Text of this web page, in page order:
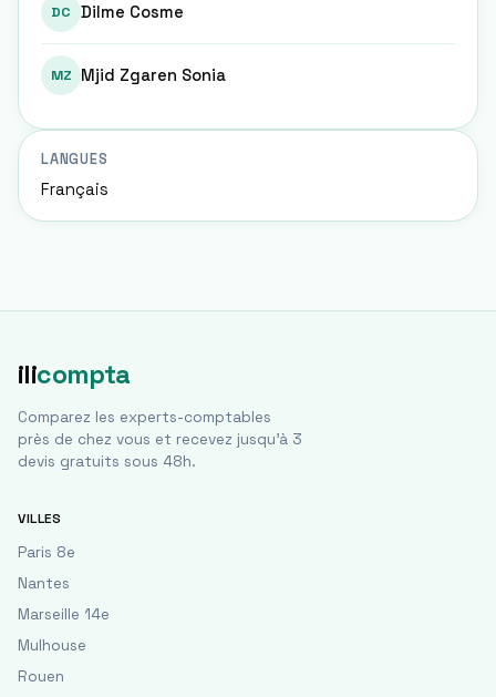
DC Dilme Cosme
MZ Mjid Zgaren Sonia
LANGUES
Français
ilicompta
Comparez les experts-comptables
près de chez vous et recevez jusqu'à 3
devis gratuits sous 48h.
VILLES
Paris 8e
Nantes
Marseille 14e
Mulhouse
Rouen